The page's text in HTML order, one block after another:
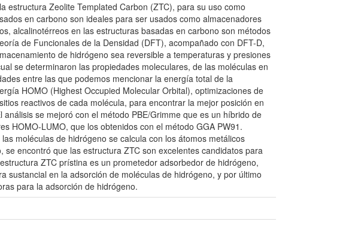
estructura Zeolite Templated Carbon (ZTC), para su uso como
en carbono son ideales para ser usados como almacenadores
alcalinotérreos en las estructuras basadas en carbono son métodos
de Funcionales de la Densidad (DFT), acompañado con DFT-D,
de hidrógeno sea reversible a temperaturas y presiones
se determinaron las propiedades moleculares, de las moléculas en
entre las que podemos mencionar la energía total de la
HOMO (Highest Occupied Molecular Orbital), optimizaciones de
reactivos de cada molécula, para encontrar la mejor posición en
se mejoró con el método PBE/Grimme que es un híbrido de
HOMO-LUMO, que los obtenidos con el método GGA PW91.
moléculas de hidrógeno se calcula con los átomos metálicos
encontró que las estructura ZTC son excelentes candidatos para
ZTC prístina es un prometedor adsorbedor de hidrógeno,
sustancial en la adsorción de moléculas de hidrógeno, y por último
para la adsorción de hidrógeno.